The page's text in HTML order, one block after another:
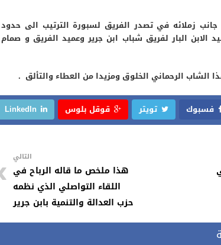
زملائه في تصدر الفريق لسبورة الترتيب الى حدود
الابن البار لفريق شباب ابن جرير وعميد الفريق و صمام
الشاب الرحماني الخلوق ومزيدا من العطاء والتألق .
فسبوك تويتر قوقل بلوس LinkedIn
التالي
هذا ملخص ما قاله الرباح في
اللقاء التواصلي الذي نظمه
حزب العدالة والتنمية بابن جرير